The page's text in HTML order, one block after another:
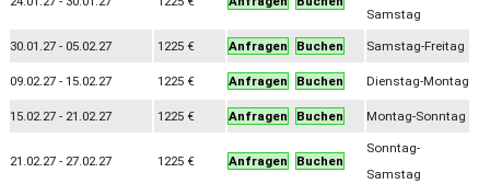
Samstag
30.01.27 - 05.02.27 1225 € Anfragen Buchen Samstag-Freitag
09.02.27 - 15.02.27 1225 € Anfragen Buchen Dienstag-Montag
15.02.27 - 21.02.27 1225 € Anfragen Buchen Montag-Sonntag
21.02.27 - 27.02.27 1225 € Anfragen Buchen
Sonntag-
Samstag